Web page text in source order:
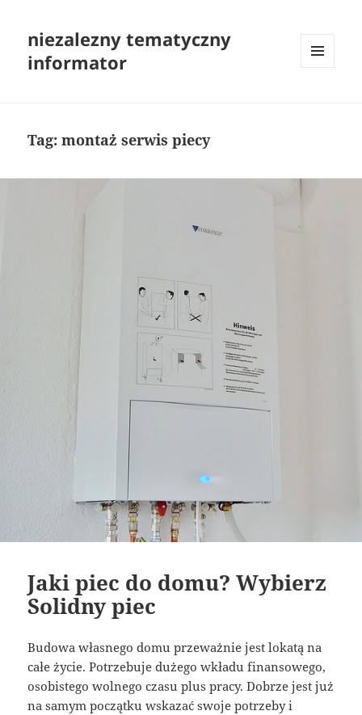
niezalezny tematyczny
informator
Tag:montaż serwis piecy
Jaki piec do domu? Wybierz
Solidny piec
Budowa własnego domu przeważnie jest lokatą na
całe życie. Potrzebuje dużego wkładu finansowego,
osobistego wolnego czasu plus pracy. Dobrze jest już
na samym początku wskazać swoje potrzeby i